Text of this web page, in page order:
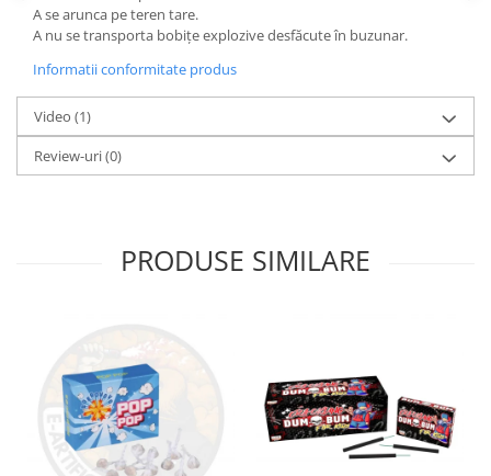
A se arunca pe teren tare.
A nu se transporta bobițe explozive desfăcute în buzunar.
Informatii conformitate produs
Video (1)
Review-uri(0)
PRODUSE SIMILARE